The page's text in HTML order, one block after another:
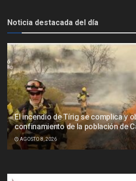
Noticia destacada del día
El incendio de Tírig se complica y
confinamiento de la población de
AGOSTO 8, 2026